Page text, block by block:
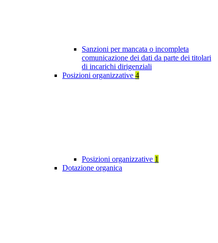
Sanzioni per mancata o incompleta
comunicazione dei dati da parte dei titolari
di incarichi dirigenziali
Posizioni organizzative 4
Posizioni organizzative 1
Dotazione organica